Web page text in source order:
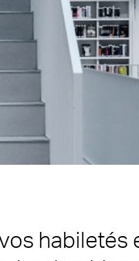
habiletés